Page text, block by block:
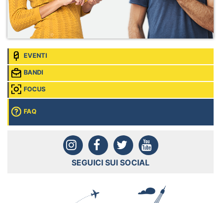
EVENTI
BANDI
FOCUS
FAQ
SEGUICI SUI SOCIAL